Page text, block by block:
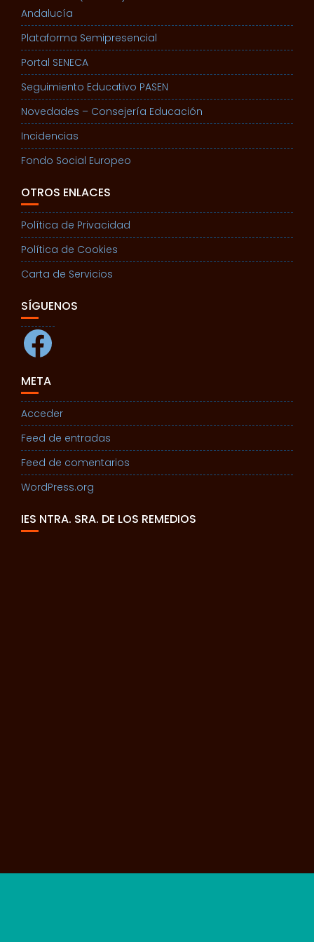
Andalucía
Plataforma Semipresencial
Portal SENECA
Seguimiento Educativo PASEN
Novedades – Consejería Educación
Incidencias
Fondo Social Europeo
OTROS ENLACES
Política de Privacidad
Política de Cookies
Carta de Servicios
SÍGUENOS
Facebook
META
Acceder
Feed de entradas
Feed de comentarios
WordPress.org
IES NTRA. SRA. DE LOS REMEDIOS